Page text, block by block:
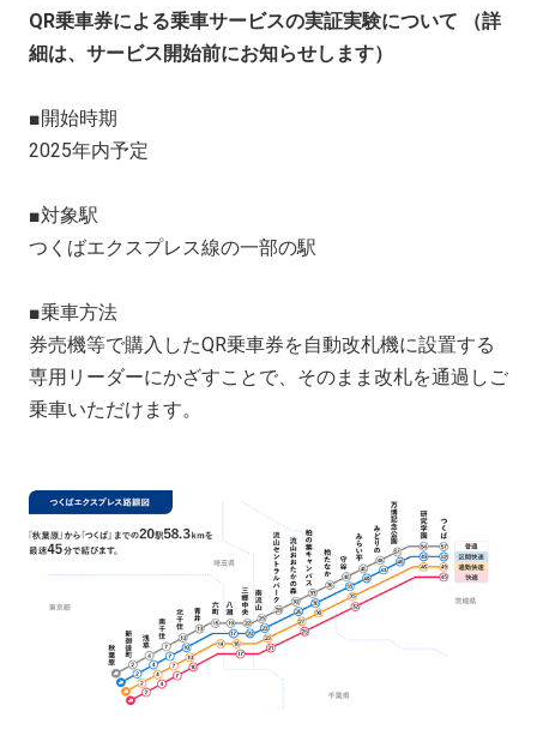
QR乗車券による乗車サービスの実証実験について （詳
細は、サービス開始前にお知らせします）
■開始時期
2025年内予定
■対象駅
つくばエクスプレス線の一部の駅
■乗車方法
券売機等で購入したQR乗車券を自動改札機に設置する
専用リーダーにかざすことで、そのまま改札を通過しご
乗車いただけます。